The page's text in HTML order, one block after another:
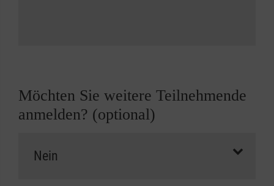
Möchten Sie weitere Teilnehmende
anmelden? (optional)